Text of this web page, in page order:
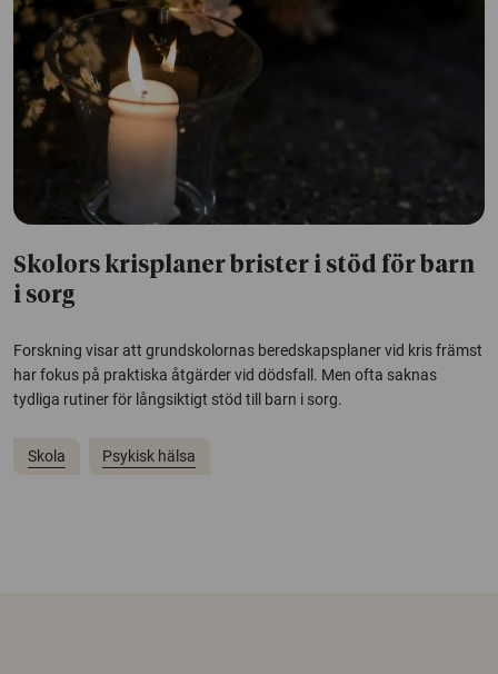
Skolors krisplaner brister i stöd för barn
i sorg
Forskning visar att grundskolornas beredskapsplaner vid kris främst
har fokus på praktiska åtgärder vid dödsfall. Men ofta saknas
tydliga rutiner för långsiktigt stöd till barn i sorg.
Skola Psykisk hälsa